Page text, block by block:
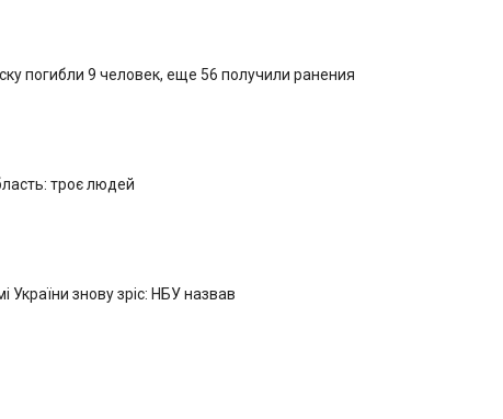
погибли 9 человек, еще 56 получили ранения
троє людей
України знову зріс: НБУ назвав